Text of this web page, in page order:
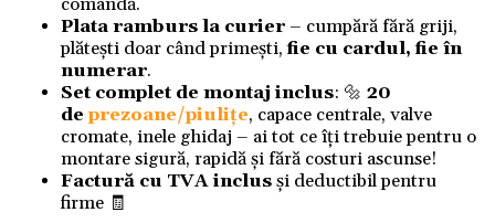
comandă.
Plata ramburs la curier– cumpără fără griji,
plătești doar când primești,fie cu cardul, fie în
numerar.
Set complet de montaj inclus: 🔩 20
deprezoane/piulițe, capace centrale, valve
cromate, inele ghidaj – ai tot ce îți trebuie pentru o
montare sigură, rapidă și fără costuri ascunse!
Factură cu TVA inclusși deductibil pentru
firme 🧾